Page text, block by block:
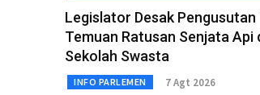
Legislator Desak Pengusutan
Temuan Ratusan Senjata Api
Sekolah Swasta
INFO PARLEMEN 7 Agt 2026